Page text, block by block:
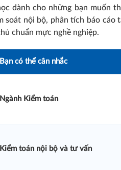
dành cho những bạn muốn
soát nội bộ, phân tích báo
chuẩn mực nghề nghiệp.
Bạn có thể cân nhắc
Ngành Kiểm toán
Kiểm toán nội bộ và tư vấn